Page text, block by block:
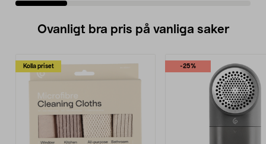
Ovanligt bra pris på vanliga saker
Kolla priset -25%